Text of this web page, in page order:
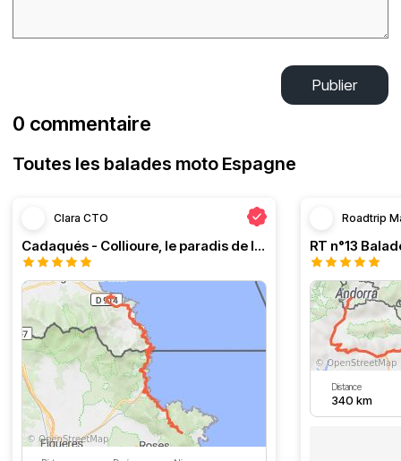
Publier
0 commentaire
Toutes les balades moto Espagne
Clara CTO
Cadaqués - Collioure, le paradis de la moto
Roadtrip
Distance
340 km